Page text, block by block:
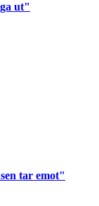
ut"
tar emot"